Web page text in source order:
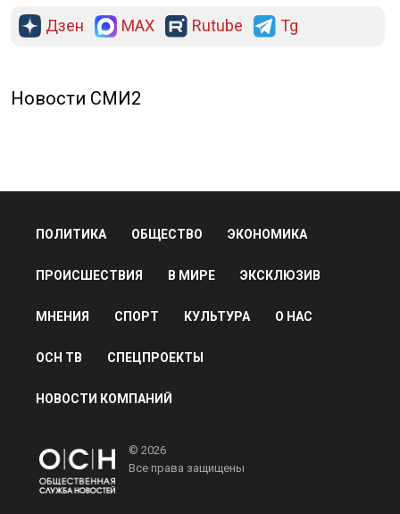
Дзен MAX Rutube Tg
Новости СМИ2
ПОЛИТИКА ОБЩЕСТВО ЭКОНОМИКА
ПРОИСШЕСТВИЯ В МИРЕ ЭКСКЛЮЗИВ
МНЕНИЯ СПОРТ КУЛЬТУРА О НАС
ОСН ТВ СПЕЦПРОЕКТЫ
НОВОСТИ КОМПАНИЙ
© 2026
Все права защищены